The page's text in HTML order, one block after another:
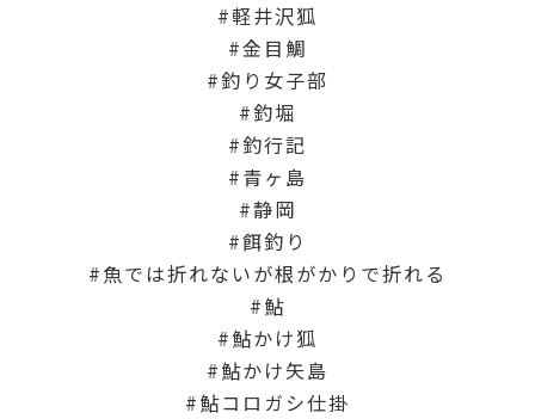
軽井沢狐
金目鯛
釣り女子部
釣堀
釣行記
青ヶ島
静岡
餌釣り
魚では折れないが根がかりで折れる
鮎
鮎かけ狐
鮎かけ矢島
鮎コロガシ仕掛